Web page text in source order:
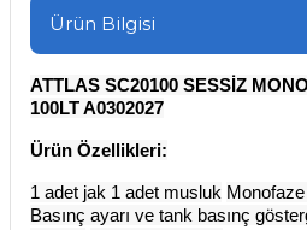
Ürün Bilgisi
ATTLAS SC20100 SESSİZ
100LT A0302027
Ürün Özellikleri:
1 adet jak 1 adet musluk
Basınç ayarı ve tank basınç